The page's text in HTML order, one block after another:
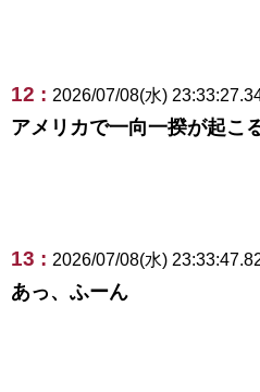
12 : 2026/07/08(水)
アメリカで一向一揆が起こ
13 : 2026/07/08(水)
あっ、ふーん